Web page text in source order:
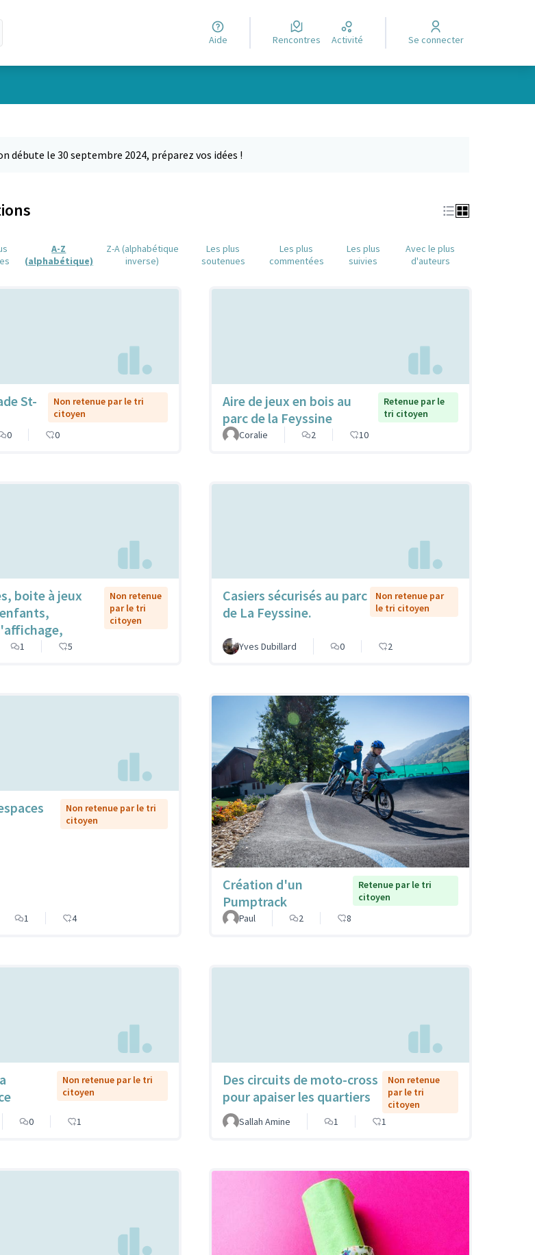
Aide Rencontres Activité Se connecter
débute le 30 septembre 2024, préparez vos idées !
A-Z
(alphabétique)
Z-A (alphabétique
inverse)
Les plus
soutenues
Les plus
commentées
Les plus
suivies
Avec le plus
d'auteurs
St-
Non retenue par le tri
citoyen
0 0
Aire de jeux en bois au
parc de la Feyssine
Retenue par le
tri citoyen
Coralie
2 10
boite à jeux
Non retenue
par le tri
citoyen
1 5
Casiers sécurisés au parc
de La Feyssine.
Non retenue par
le tri citoyen
Yves Dubillard 0 2
Non retenue par le tri
citoyen
1 4
Création d'un
Pumptrack
Retenue par le tri
citoyen
Paul
2 8
Non retenue par le tri
citoyen
0 1
Des circuits de moto-cross
pour apaiser les quartiers
Non retenue
par le tri
citoyen
Sallah Amine
1 1